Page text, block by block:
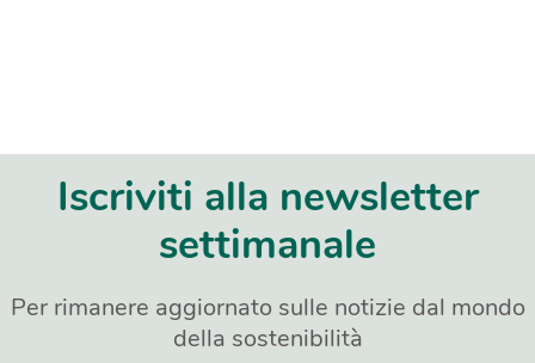
Iscriviti alla newsletter
settimanale
Per rimanere aggiornato sulle notizie dal mondo
della sostenibilità